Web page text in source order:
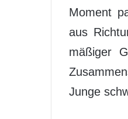
Moment
aus
mäßiger
Junge